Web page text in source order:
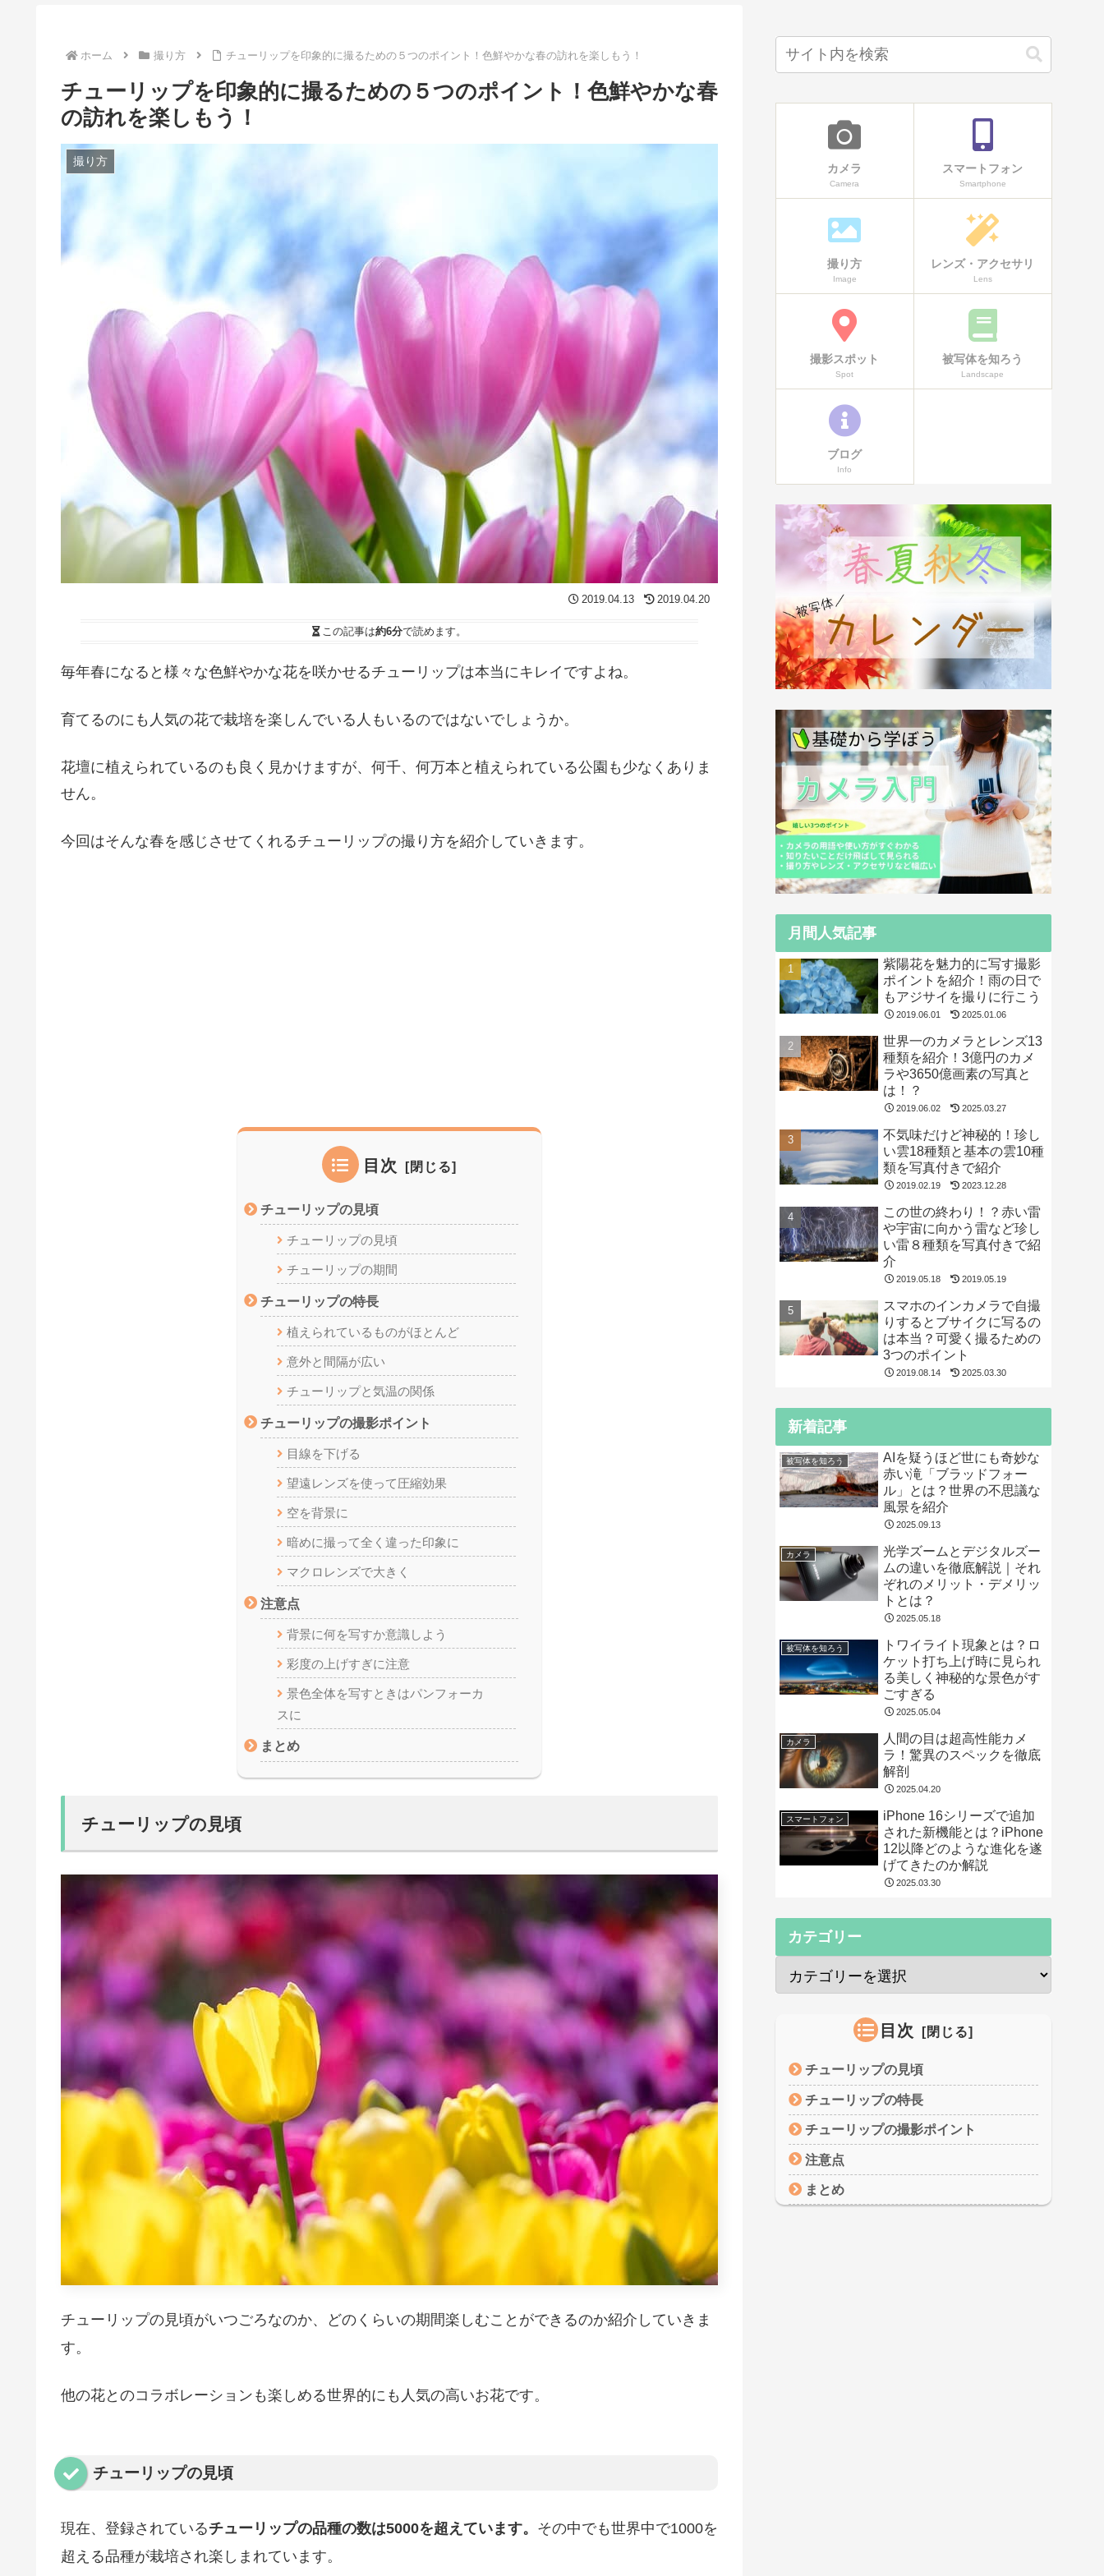
ホーム 撮り方 チューリップを印象的に撮るための５つのポイント！色鮮やかな春の訪れを楽しもう！
チューリップを印象的に撮るための５つのポイント！色鮮やかな春
の訪れを楽しもう！
撮り方
2019.04.13 2019.04.20
この記事は約6分で読めます。
毎年春になると様々な色鮮やかな花を咲かせるチューリップは本当にキレイですよね。
育てるのにも人気の花で栽培を楽しんでいる人もいるのではないでしょうか。
花壇に植えられているのも良く見かけますが、何千、何万本と植えられている公園も少なくありま
せん。
今回はそんな春を感じさせてくれるチューリップの撮り方を紹介していきます。
目次
チューリップの見頃
チューリップの見頃
チューリップの期間
チューリップの特長
植えられているものがほとんど
意外と間隔が広い
チューリップと気温の関係
チューリップの撮影ポイント
目線を下げる
望遠レンズを使って圧縮効果
空を背景に
暗めに撮って全く違った印象に
マクロレンズで大きく
注意点
背景に何を写すか意識しよう
彩度の上げすぎに注意
景色全体を写すときはパンフォーカ
スに
まとめ
チューリップの見頃
チューリップの見頃がいつごろなのか、どのくらいの期間楽しむことができるのか紹介していきま
す。
他の花とのコラボレーションも楽しめる世界的にも人気の高いお花です。
チューリップの見頃
現在、登録されているチューリップの品種の数は5000を超えています。 その中でも世界中で1000を
超える品種が栽培され楽しまれています。
カメラ
Camera
スマートフォン
Smartphone
撮り方
Image
レンズ・アクセサリ
Lens
撮影スポット
Spot
被写体を知ろう
Landscape
ブログ
Info
月間人気記事
紫陽花を魅力的に写す撮影
ポイントを紹介！雨の日で
もアジサイを撮りに行こう
2019.06.01 2025.01.06
世界一のカメラとレンズ13
種類を紹介！3億円のカメ
ラや3650億画素の写真と
は！？
2019.06.02 2025.03.27
不気味だけど神秘的！珍し
い雲18種類と基本の雲10種
類を写真付きで紹介
2019.02.19 2023.12.28
この世の終わり！？赤い雷
や宇宙に向かう雷など珍し
い雷８種類を写真付きで紹
介
2019.05.18 2019.05.19
スマホのインカメラで自撮
りするとブサイクに写るの
は本当？可愛く撮るための
3つのポイント
2019.08.14 2025.03.30
新着記事
被写体を知ろう
AIを疑うほど世にも奇妙な
赤い滝「ブラッドフォー
ル」とは？世界の不思議な
風景を紹介
2025.09.13
カメラ
光学ズームとデジタルズー
ムの違いを徹底解説｜それ
ぞれのメリット・デメリッ
トとは？
2025.05.18
被写体を知ろう
トワイライト現象とは？ロ
ケット打ち上げ時に見られ
る美しく神秘的な景色がす
ごすぎる
2025.05.04
カメラ
人間の目は超高性能カメ
ラ！驚異のスペックを徹底
解剖
2025.04.20
スマートフォン
iPhone 16シリーズで追加
された新機能とは？iPhone
12以降どのような進化を遂
げてきたのか解説
2025.03.30
カテゴリー
目次
チューリップの見頃
チューリップの特長
チューリップの撮影ポイント
注意点
まとめ